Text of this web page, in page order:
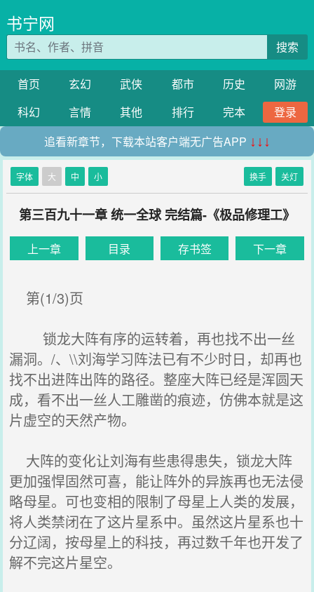
书宁网
搜索
首页 玄幻 武侠 都市 历史
网游
科幻
言情 其他 排行 完本
登录
追看新章节，下载本站客户端无广告APP ↓↓↓
字体 大 中 小 换手 关灯
第三百九十一章 统一全球 完结篇-《极品修理工》
上一章 目录 存书签 下一章
第(1/3)页
锁龙大阵有序的运转着，再也找不出一丝
漏洞。/、\\刘海学习阵法已有不少时日，却再也
找不出进阵出阵的路径。整座大阵已经是浑圆天
成，看不出一丝人工雕凿的痕迹，仿佛本就是这
片虚空的天然产物。
大阵的变化让刘海有些患得患失，锁龙大阵
更加强悍固然可喜，能让阵外的异族再也无法侵
略母星。可也变相的限制了母星上人类的发展，
将人类禁闭在了这片星系中。虽然这片星系也十
分辽阔，按母星上的科技，再过数千年也开发了
解不完这片星空。